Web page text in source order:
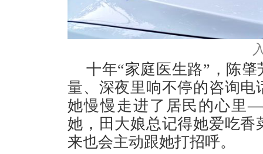
十年“家庭医生路”，陈
量、深夜里响不停的咨询
她慢慢走进了居民的心里
她，田大娘总记得她爱吃
来也会主动跟她打招呼。